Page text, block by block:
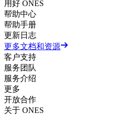
用好 ONES
帮助中心
帮助手册
更新日志
更多文档和资源
客户支持
服务团队
服务介绍
更多
开放合作
关于 ONES